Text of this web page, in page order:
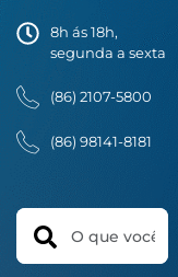
8h ás 18h,
segunda a sexta
(86) 2107-5800
(86) 98141-8181
Search